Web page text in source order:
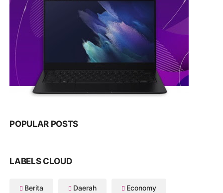
POPULAR POSTS
LABELS CLOUD
Berita Daerah Economy